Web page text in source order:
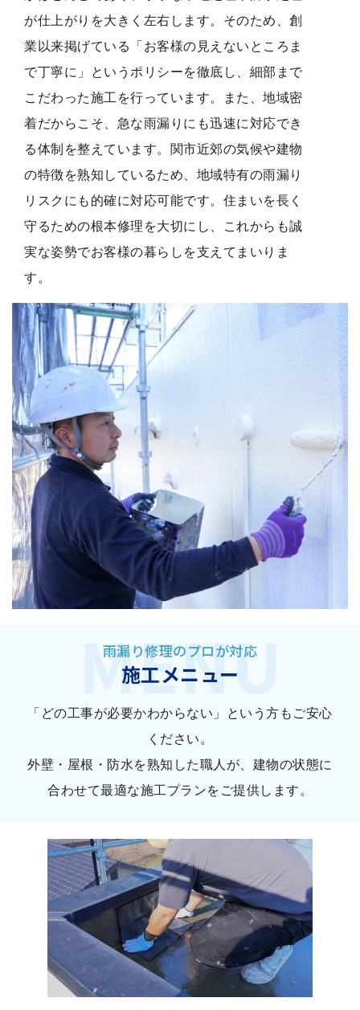
が仕上がりを大きく左右します。そのため、創
業以来掲げている「お客様の見えないところま
で丁寧に」というポリシーを徹底し、細部まで
こだわった施工を行っています。また、地域密
着だからこそ、急な雨漏りにも迅速に対応でき
る体制を整えています。関市近郊の気候や建物
の特徴を熟知しているため、地域特有の雨漏り
リスクにも的確に対応可能です。住まいを長く
守るための根本修理を大切にし、これからも誠
実な姿勢でお客様の暮らしを支えてまいりま
す。
雨漏り修理のプロが対応
施工メニュー
「どの工事が必要かわからない」という方もご安心
ください。
外壁・屋根・防水を熟知した職人が、建物の状態に
合わせて最適な施工プランをご提供します。